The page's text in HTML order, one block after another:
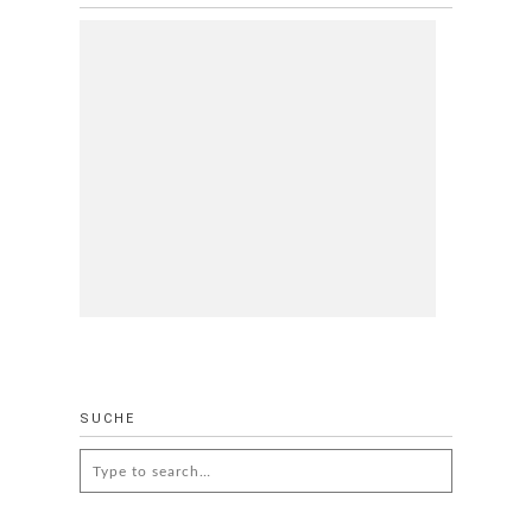
SUCHE
for: